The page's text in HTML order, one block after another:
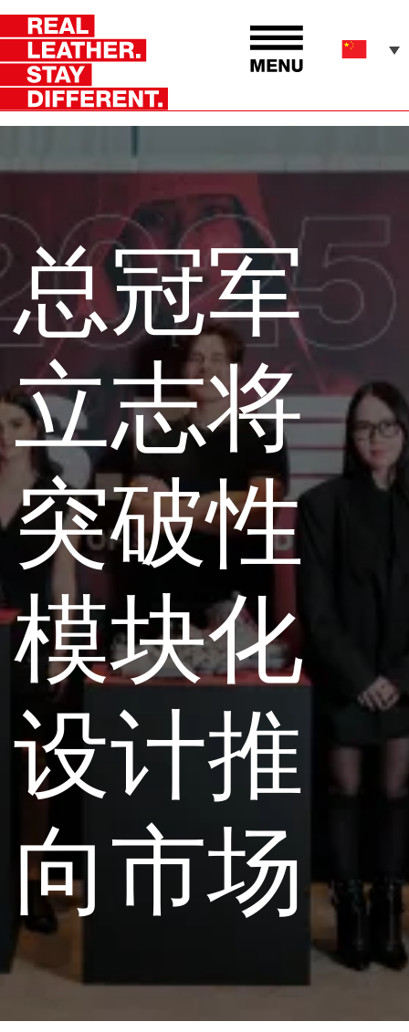
总冠军
立志将
突破性
模块化
设计推
向市场